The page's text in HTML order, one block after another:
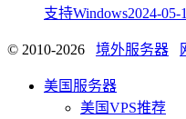
支持Windows2024-05-
© 2010-2026 境外服务器
美国服务器
美国VPS推荐